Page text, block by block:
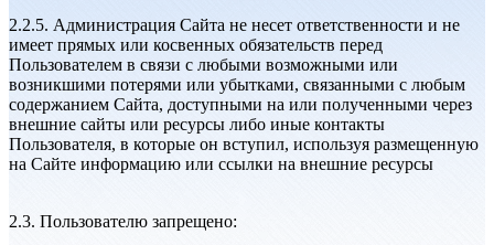
2.2.5. Администрация Сайта не несет ответственности и не
имеет прямых или косвенных обязательств перед
Пользователем в связи с любыми возможными или
возникшими потерями или убытками, связанными с любым
содержанием Сайта, доступными на или полученными через
внешние сайты или ресурсы либо иные контакты
Пользователя, в которые он вступил, используя размещенную
на Сайте информацию или ссылки на внешние ресурсы
2.3. Пользователю запрещено: